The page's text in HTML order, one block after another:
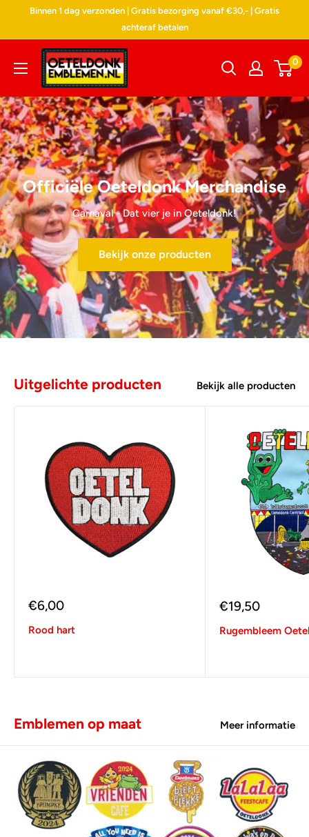
DoorgaanBinnen 1 dag verzonden | Gratis bezorging vanaf €30,- | Gratis
achteraf betalen
Oeteldonk
Emblemen
0
Officiële Oeteldonk Merchandise
Carnaval - Dat vier je in Oeteldonk!
Bekijk onze producten
Uitgelichte producten Bekijk alle producten
Verkoopprijs
€6,00
Rood hart
Verkoopprijs
€19,50
Rugembleem
Emblemen op maat Meer informatie